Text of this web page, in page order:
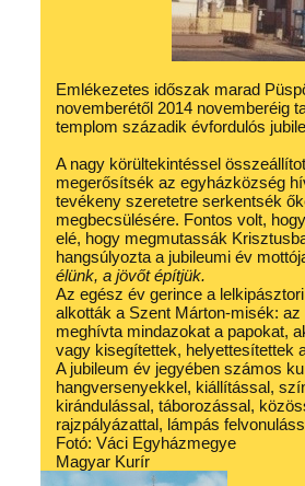
Emlékezetes időszak marad
novemberétől 2014 novemberéig
templom századik évfordulós
A nagy körültekintéssel
megerősítsék az egyházközség
tevékeny szeretetre serkentsék
megbecsülésére. Fontos volt,
elé, hogy megmutassák
hangsúlyozta a jubileumi év
élünk, a jövőt építjük.
Az egész év gerince a
alkották a Szent Márton-misék:
meghívta mindazokat a papokat,
vagy kisegítettek, helyettesítettek
A jubileum év jegyében számos
hangversenyekkel, kiállítással,
kirándulással, táborozással,
rajzpályázattal, lámpás
Fotó: Váci Egyházmegye
Magyar Kurír